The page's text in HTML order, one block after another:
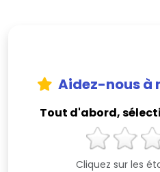
Aidez-nous à
Tout d'abord,
Cliquez sur les